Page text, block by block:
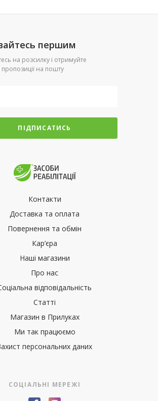
першим
на розсилку і отримуйте
пропозиції на пошту
ПІДПИСАТИСЬ
Контакти
Доставка та оплата
Повернення та обмін
Кар’єра
Наші магазини
Про нас
відповідальність
Статті
Магазин в Прилуках
Ми так працюємо
персональних даних
СОЦІАЛЬНІ МЕРЕЖІ